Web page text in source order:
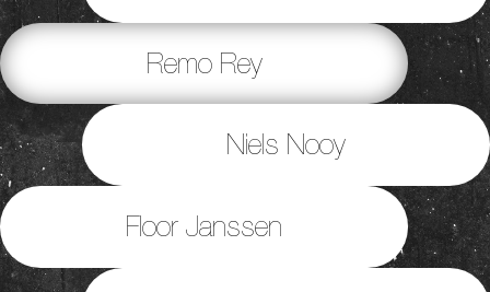
Remo Rey
Niels Nooy
Floor Janssen